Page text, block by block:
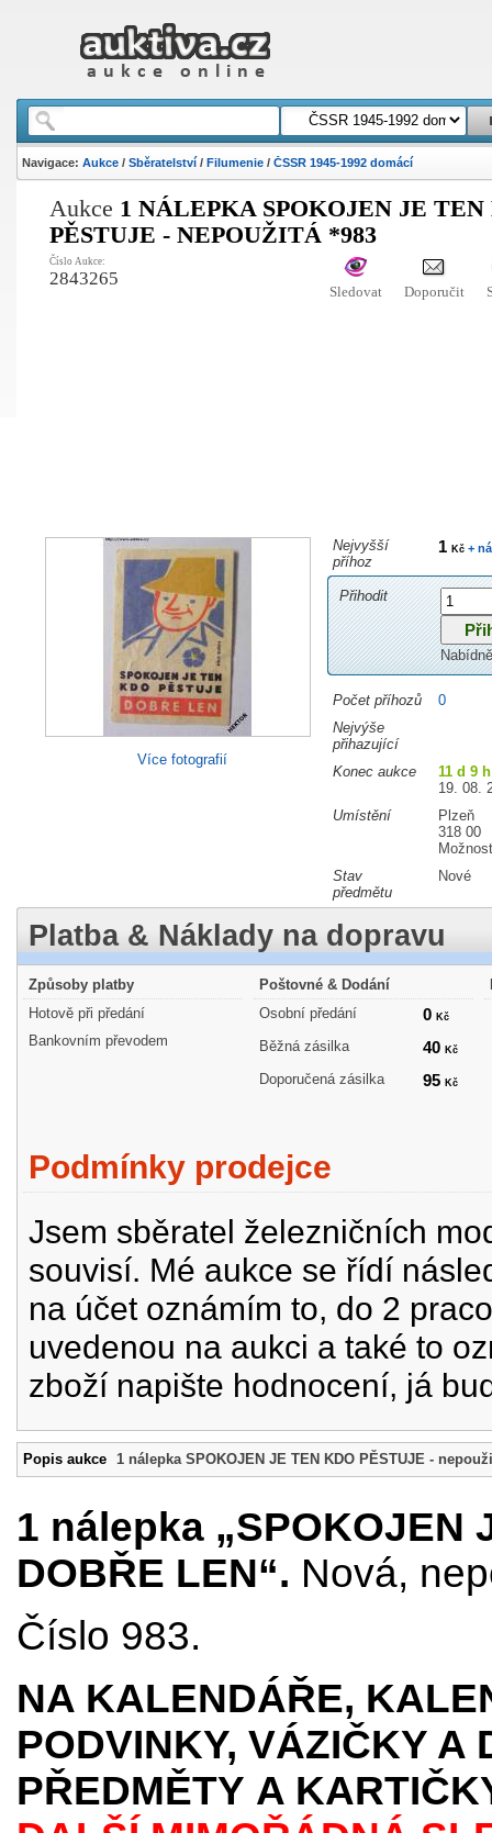
Navigace: Aukce/ Sběratelství/ Filumenie/ ČSSR 1945-1992 domácí
Aukce 1 NÁLEPKA SPOKOJEN JE TEN
PĚSTUJE - NEPOUŽITÁ *983
Číslo Aukce:
2843265
Sledovat Doporučit
Více fotografií
Nejvyšší
příhoz
1 Kč+
Přihodit
Počet příhozů
0
Nejvýše
přihazující
Konec aukce
11 d 9
19. 08.
Umístění
Plzeň
318 00
Stav
předmětu
Nové
Platba & Náklady na dopravu
Způsoby platby
Hotově při předání
Bankovním převodem
Poštovné & Dodání
Osobní předání
0 Kč
Běžná zásilka 40 Kč
Doporučená zásilka 95 Kč
Podmínky prodejce
Jsem sběratel železničních
souvisí. Mé aukce se řídí
na účet oznámím to, do 2
uvedenou na aukci a také to
zboží napište hodnocení, já
Popis aukce 1 nálepka SPOKOJEN JE TEN KDO PĚSTUJE -
1 nálepka „SPOKOJEN
DOBŘE LEN“. Nová,
Číslo 983.
NA KALENDÁŘE,
PODVINKY, VÁZIČKY A
PŘEDMĚTY A